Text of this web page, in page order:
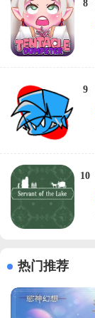
8
9
10
热门推荐